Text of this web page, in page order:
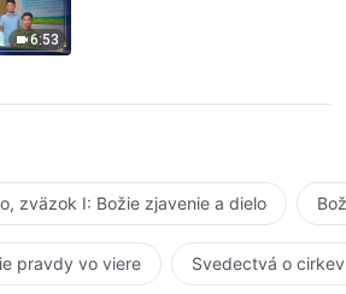
6:53
zväzok I: Božie zjavenie a dielo
pravdy vo viere Svedectvá o